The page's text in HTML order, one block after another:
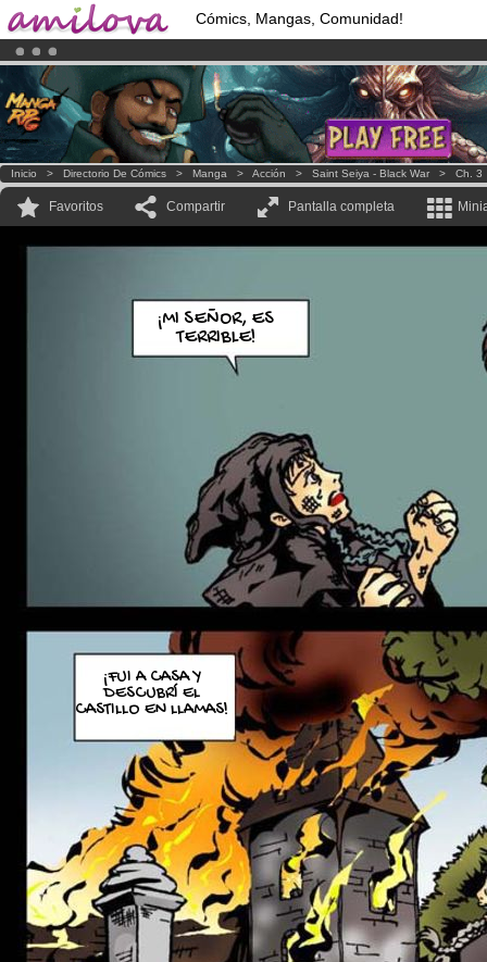
Cómics, Mangas, Comunidad!
¡Ya tenemos 100000miembrosy 1000Cómics y Mangas!.
Inicio > Directorio De Cómics > Manga > Acción > Saint Seiya - Black War > Ch. 3
Favoritos Compartir Pantalla completa
¡MI SEÑOR, ES
TERRIBLE!
¡FUI A CASA Y
DESCUBRÍ EL
CASTILLO EN LLAMAS!